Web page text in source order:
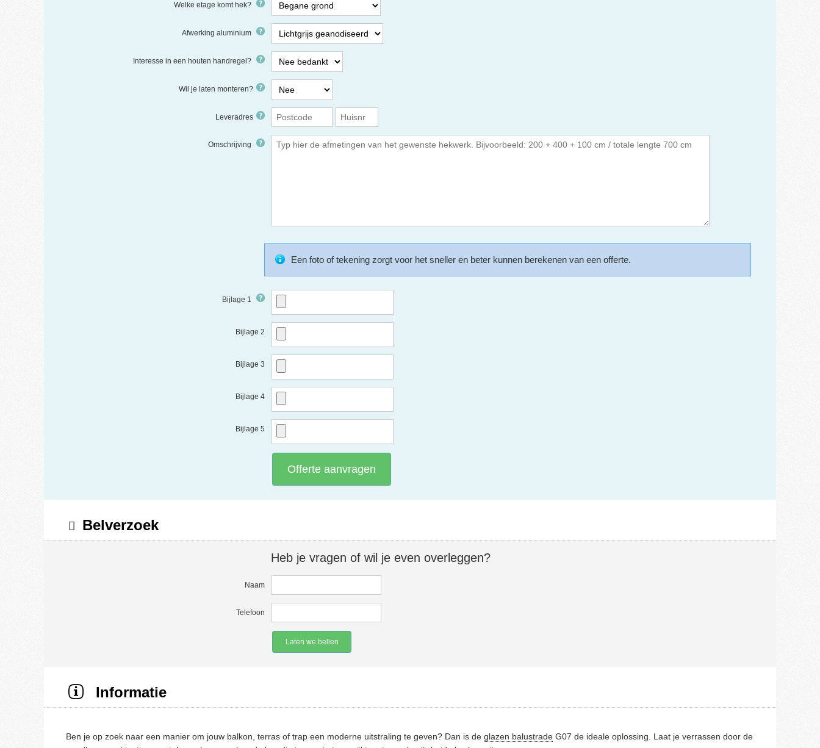
Welke etage komt hek?
Afwerking aluminium
Interesse in een houten handregel?
Wil je laten monteren?
Leveradres
Omschrijving
Een foto of tekening zorgt voor het sneller en beter kunnen berekenen van een offerte.
Bijlage 1
Bijlage 2
Bijlage 3
Bijlage 4
Bijlage 5
Offerte aanvragen
Belverzoek
Heb je vragen of wil je even overleggen?
Naam
Telefoon
Laten we bellen
Informatie
Ben je op zoek naar een manier om jouw balkon, terras of trap een moderne uitstraling te geven? Dan is de glazen balustrade G07 de ideale oplossing. Laat je verrassen door de